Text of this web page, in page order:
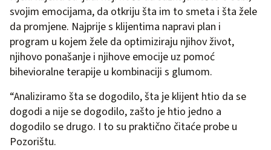
svojim emocijama, da otkriju šta im to smeta i šta žele
da promjene. Najprije s klijentima napravi plan i
program u kojem žele da optimiziraju njihov život,
njihovo ponašanje i njihove emocije uz pomoć
bihevioralne terapije u kombinaciji s glumom.
“Analiziramo šta se dogodilo, šta je klijent htio da se
dogodi a nije se dogodilo, zašto je htio jedno a
dogodilo se drugo. I to su praktično čitaće probe u
Pozorištu.